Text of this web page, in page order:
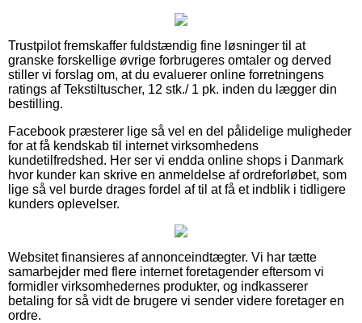
Trustpilot fremskaffer fuldstændig fine løsninger til at
granske forskellige øvrige forbrugeres omtaler og derved
stiller vi forslag om, at du evaluerer online forretningens
ratings af Tekstiltuscher, 12 stk./ 1 pk. inden du lægger din
bestilling.
Facebook præsterer lige så vel en del pålidelige muligheder
for at få kendskab til internet virksomhedens
kundetilfredshed. Her ser vi endda online shops i Danmark
hvor kunder kan skrive en anmeldelse af ordreforløbet, som
lige så vel burde drages fordel af til at få et indblik i tidligere
kunders oplevelser.
Websitet finansieres af annonceindtægter. Vi har tætte
samarbejder med flere internet foretagender eftersom vi
formidler virksomhedernes produkter, og indkasserer
betaling for så vidt de brugere vi sender videre foretager en
ordre.